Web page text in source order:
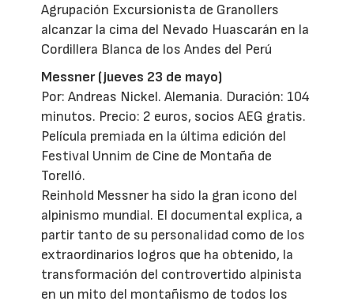
Agrupación Excursionista de Granollers
alcanzar la cima del Nevado Huascarán en la
Cordillera Blanca de los Andes del Perú
Messner (jueves 23 de mayo)
Por: Andreas Nickel. Alemania. Duración: 104
minutos. Precio: 2 euros, socios AEG gratis.
Película premiada en la última edición del
Festival Unnim de Cine de Montaña de
Torelló.
Reinhold Messner ha sido la gran icono del
alpinismo mundial. El documental explica, a
partir tanto de su personalidad como de los
extraordinarios logros que ha obtenido, la
transformación del controvertido alpinista
en un mito del montañismo de todos los